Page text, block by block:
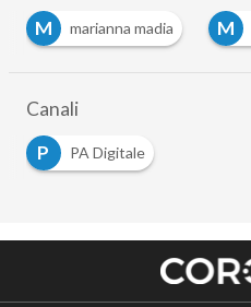
M
marianna madia M
Canali
P
PA Digitale